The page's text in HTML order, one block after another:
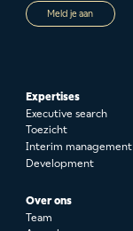
Meld je aan
Expertises
Executive search
Toezicht
Interim management
Development
Over ons
Team